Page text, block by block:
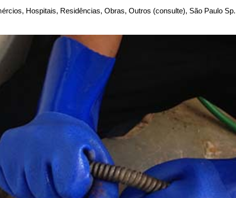
Hospitais, Residências, Obras, Outros (consulte), São Paulo Sp.